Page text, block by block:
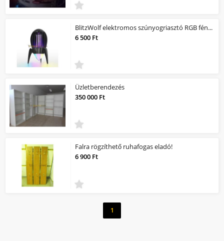
BlitzWolf elektromos szúnyogriasztó RGB fény, UV-fénnyel
6 500 Ft
Üzletberendezés
350 000 Ft
Falra rögzíthető ruhafogas eladó!
6 900 Ft
1